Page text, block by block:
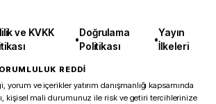
ve KVKK
•
Doğrulama
Politikası
•
Yayın
İlkeleri
REDDİ
yorum ve içerikler yatırım danışmanlığı kapsamında
kişisel mali durumunuz ile risk ve getiri tercihlerinize